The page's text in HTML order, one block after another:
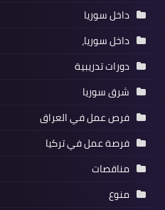
داخل سوريا
داخل سوريا،
دورات تدريبية
شرق سوريا
فرص عمل في العراق
فرصة عمل في تركيا
مناقصات
منوع